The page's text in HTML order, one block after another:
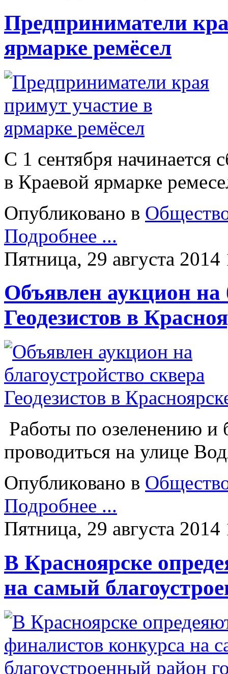
Предприниматели
ярмарке ремёсел
С 1 сентября начинается
в Краевой ярмарке
Опубликовано в
Подробнее ...
Пятница, 29 августа 2014
Объявлен аукцион на
Геодезистов в
Работы по озеленению и
проводиться на улице
Опубликовано в
Подробнее ...
Пятница, 29 августа 2014
В Красноярске
на самый